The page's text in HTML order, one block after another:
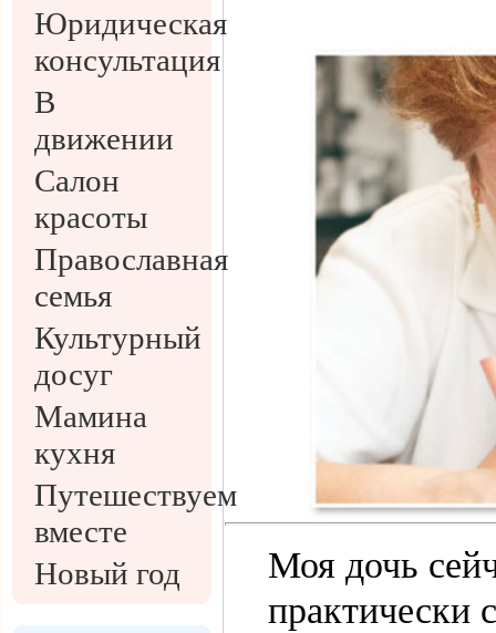
Юридическая
консультация
В
движении
Салон
красоты
Православная
семья
Культурный
досуг
Мамина
кухня
Путешествуем
вместе
Новый год
Моя дочь
практически